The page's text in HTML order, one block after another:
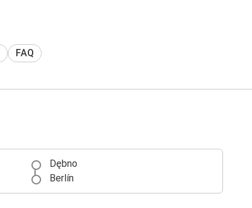
FAQ
Dębno
Berlín